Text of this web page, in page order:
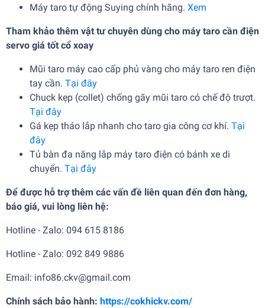
Máy taro tự động Suying chính hãng. Xem
Tham khảo thêm vật tư chuyên dùng cho máy taro cần điện
servo giá tốt cổ xoay
Mũi taro máy cao cấp phủ vàng cho máy taro ren điện
tay cần. Tại đây
Chuck kẹp (collet) chống gãy mũi taro có chế độ trượt.
Tại đây
Gá kẹp tháo lắp nhanh cho taro gia công cơ khí. Tại
đây
Tủ bàn đa năng lắp máy taro điện có bánh xe di
chuyển. Tại đây
Để được hỗ trợ thêm các vấn đề liên quan đến đơn hàng,
báo giá, vui lòng liên hệ:
Hotline - Zalo: 094 615 8186
Hotline - Zalo: 092 849 9886
Email: info86.ckv@gmail.com
Chính sách bảo hành: https://cokhickv.com/